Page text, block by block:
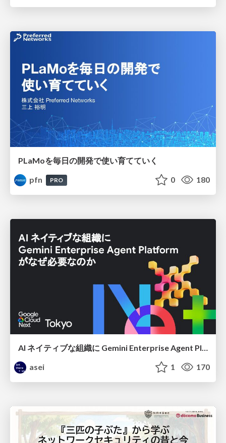
PLaMoを毎日の開発で使い育てていく
pfn
PRO 0 180
AI ネイティブな組織に Gemini Enterprise Agent Platform がなぜ必要なのか
asei
1 170